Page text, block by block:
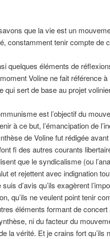
que la vie est un
constamment tenir compte de
quelques éléments de
Voline ne fait référence
qui sert de base au projet
est l’objectif du
à ce but, l’émancipation de
de Voline fut rédigée
fi des autres courants
que le syndicalisme (ou
et rejettent avec indignation
d’avis qu’ils exagèrent
qu’ils ne veulent point tenir
éléments formant de
ni du facteur du
la vérité. Et je crains fort